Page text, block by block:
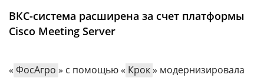
Аналитика
Конференции
ВКС-система расширена за счет платформы
Cisco Meeting Server
« ФосАгро » с помощью « Крок» модернизировала